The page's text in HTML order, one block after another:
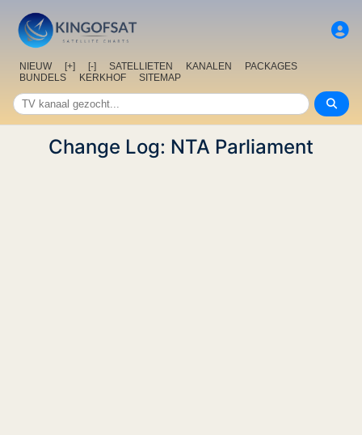
NIEUW [+] [-] SATELLIETEN KANALEN
PACKAGES
BUNDELS
KERKHOF SITEMAP
Change Log: NTA Parliament